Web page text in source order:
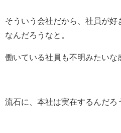
そういう会社だから、社員が好
なんだろうなと。
働いている社員も不明みたいな
流石に、本社は実在するんだろ